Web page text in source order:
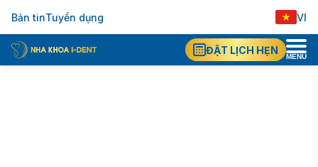
Bản tinTuyển dụng
VI
EN
ĐẶT LỊCH HẸN
MENU